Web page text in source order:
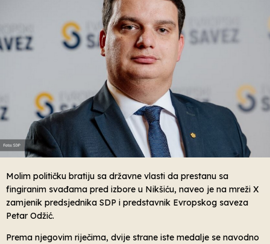
Molim političku bratiju sa državne vlasti da prestanu sa
fingiranim svađama pred izbore u Nikšiću, naveo je na mreži X
zamjenik predsjednika SDP i predstavnik Evropskog saveza
Petar Odžić.
Prema njegovim riječima, dvije strane iste medalje se navodno